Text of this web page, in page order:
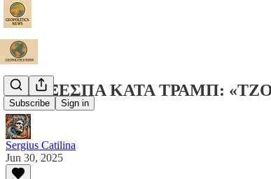
Subscribe Sign in
ΙΡΑΝ ΞΕΣΠΑ ΚΑΤΑ ΤΡΑΜΠ:
Sergius Catilina
Jun 30, 2025